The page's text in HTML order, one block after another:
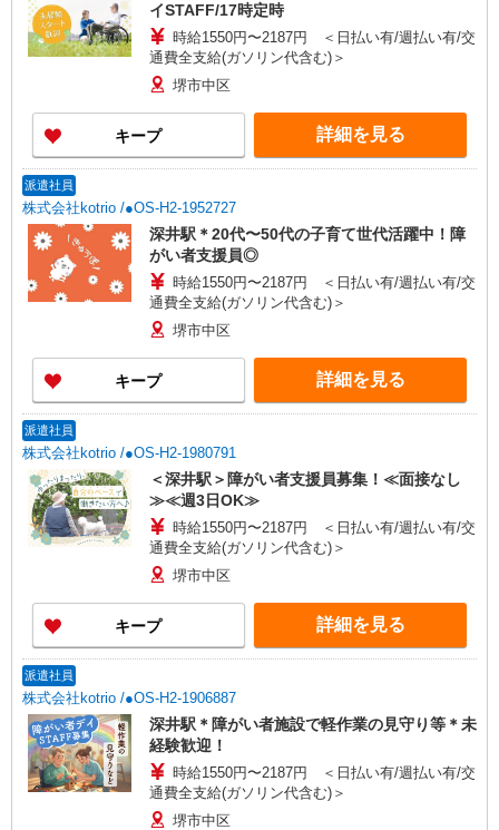
イSTAFF/17時定時
時給1550円〜2187円 ＜日払い有/週払い有/交
通費全支給(ガソリン代含む)＞
堺市中区
キープ 詳細を見る
派遣社員
株式会社kotrio /●OS-H2-1952727
深井駅＊20代〜50代の子育て世代活躍中！障
がい者支援員◎
時給1550円〜2187円 ＜日払い有/週払い有/交
通費全支給(ガソリン代含む)＞
堺市中区
キープ 詳細を見る
派遣社員
株式会社kotrio /●OS-H2-1980791
＜深井駅＞障がい者支援員募集！≪面接なし
≫≪週3日OK≫
時給1550円〜2187円 ＜日払い有/週払い有/交
通費全支給(ガソリン代含む)＞
堺市中区
キープ 詳細を見る
派遣社員
株式会社kotrio /●OS-H2-1906887
深井駅＊障がい者施設で軽作業の見守り等＊未
経験歓迎！
時給1550円〜2187円 ＜日払い有/週払い有/交
通費全支給(ガソリン代含む)＞
堺市中区